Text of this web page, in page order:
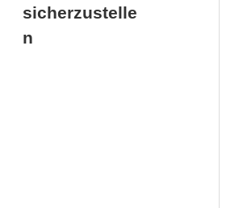
sicherzustelle
n